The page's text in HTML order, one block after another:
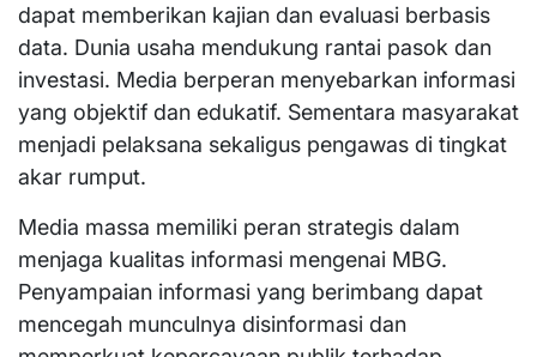
dapat memberikan kajian dan evaluasi berbasis
data. Dunia usaha mendukung rantai pasok dan
investasi. Media berperan menyebarkan informasi
yang objektif dan edukatif. Sementara masyarakat
menjadi pelaksana sekaligus pengawas di tingkat
akar rumput.
Media massa memiliki peran strategis dalam
menjaga kualitas informasi mengenai MBG.
Penyampaian informasi yang berimbang dapat
mencegah munculnya disinformasi dan